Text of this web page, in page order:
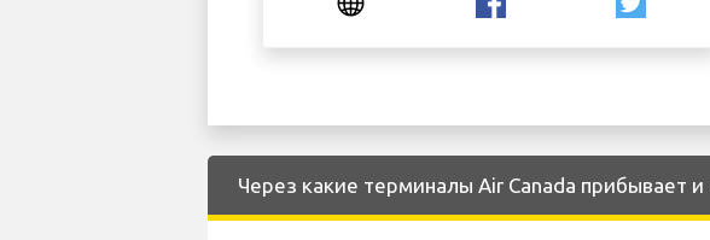
Через какие терминалы Air Canada прибывает и